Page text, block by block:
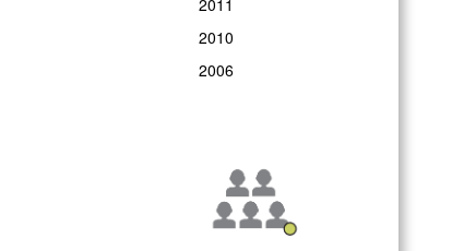
2010
2006